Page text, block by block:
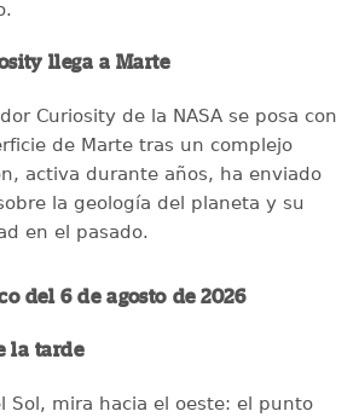
llega a Marte
Curiosity de la NASA se posa con
de Marte tras un complejo
activa durante años, ha enviado
la geología del planeta y su
en el pasado.
del 6 de agosto de 2026
la tarde
Sol, mira hacia el oeste: el punto